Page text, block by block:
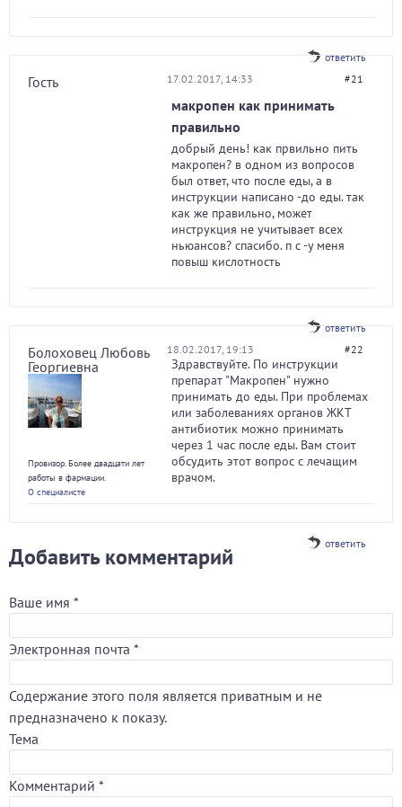
ответить
Гость 17.02.2017, 14:33 #21
макропен как принимать
правильно
добрый день! как првильно пить
макропен? в одном из вопросов
был ответ, что после еды, а в
инструкции написано -до еды. так
как же правильно, может
инструкция не учитывает всех
ньюансов? спасибо. п с -у меня
повыш кислотность
ответить
Болоховец Любовь
Георгиевна
Провизор. Более двадцати лет
работы в фармации.
О специалисте
18.02.2017, 19:13 #22
Здравствуйте. По инструкции
препарат "Макропен" нужно
принимать до еды. При проблемах
или заболеваниях органов ЖКТ
антибиотик можно принимать
через 1 час после еды. Вам стоит
обсудить этот вопрос с лечащим
врачом.
ответить
Добавить комментарий
Ваше имя *
Электронная почта *
Содержание этого поля является приватным и не
предназначено к показу.
Тема
Комментарий *